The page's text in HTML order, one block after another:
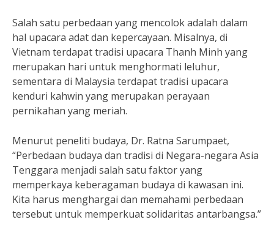
Salah satu perbedaan yang mencolok adalah dalam
hal upacara adat dan kepercayaan. Misalnya, di
Vietnam terdapat tradisi upacara Thanh Minh yang
merupakan hari untuk menghormati leluhur,
sementara di Malaysia terdapat tradisi upacara
kenduri kahwin yang merupakan perayaan
pernikahan yang meriah.
Menurut peneliti budaya, Dr. Ratna Sarumpaet,
“Perbedaan budaya dan tradisi di Negara-negara Asia
Tenggara menjadi salah satu faktor yang
memperkaya keberagaman budaya di kawasan ini.
Kita harus menghargai dan memahami perbedaan
tersebut untuk memperkuat solidaritas antarbangsa.”